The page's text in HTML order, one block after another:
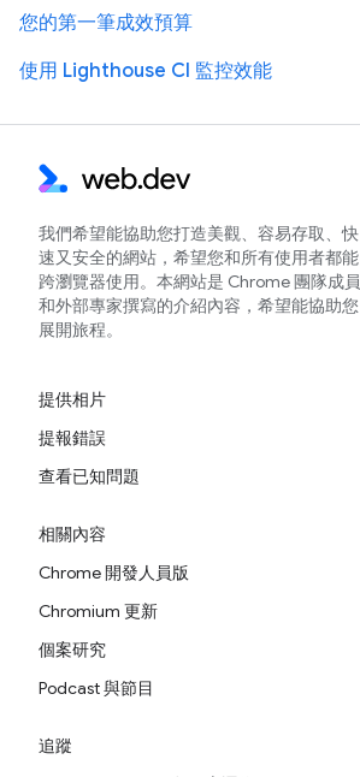
您的第一筆成效預算
使用 Lighthouse CI 監控效能
我們希望能協助您打造美觀、容易存取、快
速又安全的網站，希望您和所有使用者都能
跨瀏覽器使用。本網站是 Chrome 團隊成員
和外部專家撰寫的介紹內容，希望能協助您
展開旅程。
提供相片
提報錯誤
查看已知問題
相關內容
Chrome 開發人員版
Chromium 更新
個案研究
Podcast 與節目
追蹤